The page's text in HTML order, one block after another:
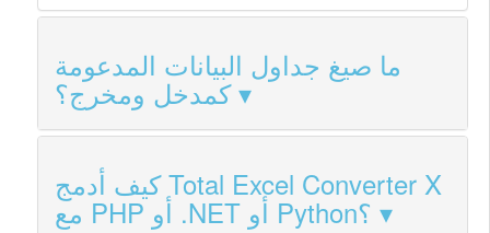
ما صيغ جداول البيانات المدعومة
كمدخل ومخرج؟
كيف أدمج Total Excel Converter X
مع PHP أو .NET أو Python؟